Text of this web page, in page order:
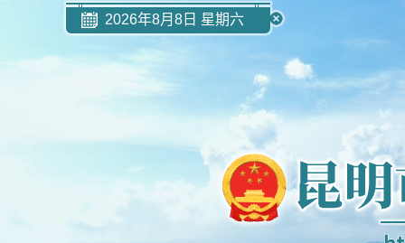
2026年8月8日 星期六